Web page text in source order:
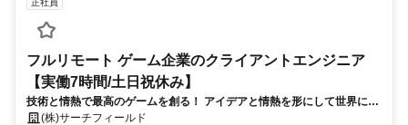
正社員
フルリモート ゲーム企業のクライアントエンジニア
【実働7時間/土日祝休み】
技術と情熱で最高のゲームを創る！ アイデアと情熱を形にして世界に送
り出そう！
(株)サーチフィールド